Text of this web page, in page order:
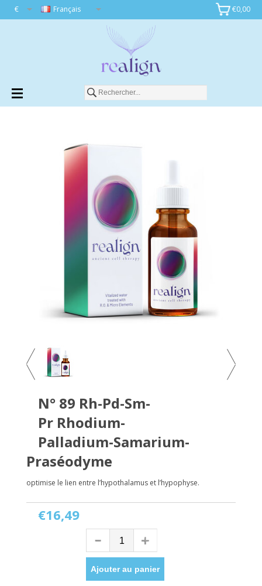
€0,00
Français
€
N° 89 Rh-Pd-Sm-
Pr Rhodium-
Palladium-Samarium-
Praséodyme
optimise le lien entre l’hypothalamus et l’hypophyse.
€16,49
Ajouter au panier
Ajouter au panier